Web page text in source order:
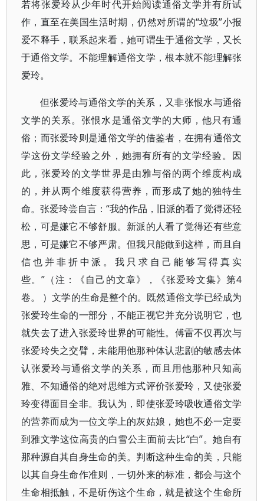
若将张爱玲从少年时代开始阅读通俗文学并有所试
作，直至在美国生活时期，仍然对所谓的“垃圾”小报
爱不释手，联系起来看，她可谓生于通俗文学，又长
于通俗文学。不能理解通俗文学，根本就不能理解张
爱玲。
但张爱玲与通俗文学的关系，又非张恨水与通俗
文学的关系。张恨水是通俗文学的大师，他只有通
俗；而张爱玲则是通俗文学的借鉴者，在拥有通俗文
学这份文学经验之外，她拥有所有的文学经验。因
此，张爱玲的文学世界是由雅与俗的两个维度构成
的，并从两个维度获得营养，而形成了她的独特生
命。张爱玲尝自言：“我的作品，旧派的看了觉得还轻
松，可是嫌它不够舒服。新派的人看了觉得还有些意
思，可是嫌它不够严肃。但我只能做到这样，而且自
信也并非折中派。我只求自己能够写得真实
些。”（注：《自己的文章》，《张爱玲文集》第4
卷。 ）文学的生命是整个的。既然通俗文学已经成为
张爱玲生命的一部分，不能正视它并充分说明它，也
就失去了进入张爱玲世界的可能性。傅雷不仅再次与
张爱玲失之交臂，未能用他那种体认悲剧的敏感去体
认张爱玲与通俗文学的关系，而且用他那种只知高
雅、不知通俗的绝对思维方式评价张爱玲，又使张爱
玲变得面目全非。我认为，即使张爱玲吸收通俗文学
的营养而成为一位文学上的灰姑娘，她也不必一定要
到雅文学这位高贵的白雪公主面前去比“白”。她自有
那种源自其自身生命的美。判断这种生命的美，只能
以其自身生命作准则，一切外来的标准，都会与这个
生命相抵触，不是斫伤这个生命，就是被这个生命所